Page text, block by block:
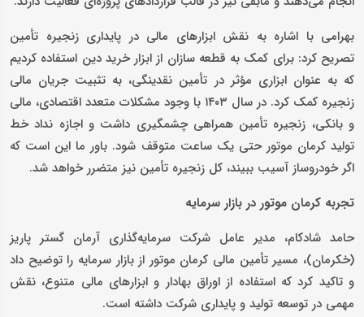
بهرامی با اشاره به نقش ابزارهای مالی در پایداری زنجیره تأمین
تصریح کرد: برای کمک به قطعه سازان از ابزار خرید دین استفاده کردیم
که به عنوان ابزاری مؤثر در تأمین نقدینگی، به تثبیت جریان مالی
زنجیره کمک کرد. در سال ۱۴۰۳ با وجود مشکلات متعدد اقتصادی، مالی
و بانکی، زنجیره تأمین همراهی چشمگیری داشت و اجازه نداد خط
تولید کرمان موتور حتی یک ساعت متوقف شود. باور ما این است که
اگر خودروساز آسیب ببیند، کل زنجیره تأمین نیز متضرر خواهد شد.
تجربه کرمان موتور در بازار سرمایه
حامد شادکام، مدیر عامل شرکت سرمایه‌گذاری آرمان گستر پاریز
(خکرمان)، مسیر تأمین مالی کرمان موتور از بازار سرمایه را توضیح داد
و تاکید کرد که استفاده از اوراق بهادار و ابزارهای مالی متنوع، نقش
مهمی در توسعه تولید و پایداری شرکت داشته است.